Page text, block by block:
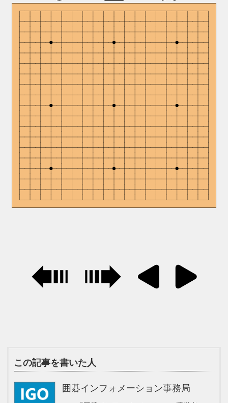
この記事を書いた人
囲碁インフォメーション事務局